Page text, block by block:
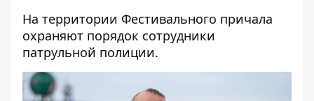
На территории Фестивального причала
охраняют порядок сотрудники
патрульной полиции.